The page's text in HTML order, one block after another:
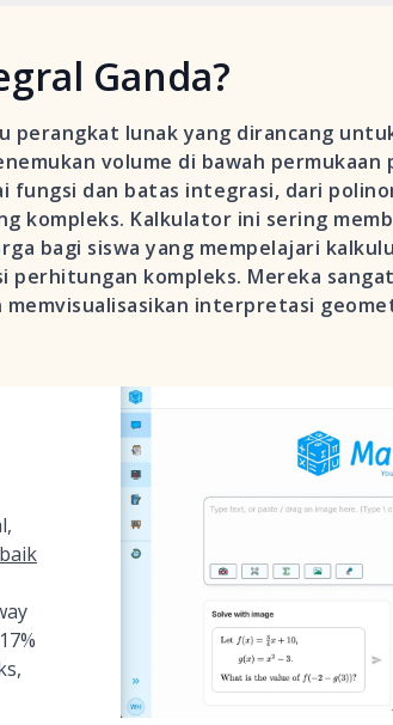
Ganda?
perangkat lunak yang dirancang
volume di bawah permukaan
dan batas integrasi, dari
kompleks. Kalkulator ini sering
bagi siswa yang mempelajari
perhitungan kompleks. Mereka
interpretasi